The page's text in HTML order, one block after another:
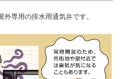
専用の排水用通気弁です。